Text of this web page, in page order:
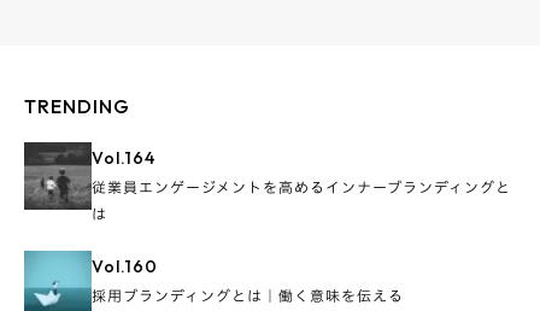
TRENDING
Vol.164
従業員エンゲージメントを高めるインナーブランディングと
は
Vol.160
採用ブランディングとは｜働く意味を伝える